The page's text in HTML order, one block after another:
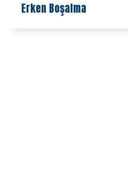
Erken Boşalma